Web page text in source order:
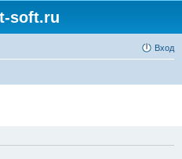
soft.ru
Вход